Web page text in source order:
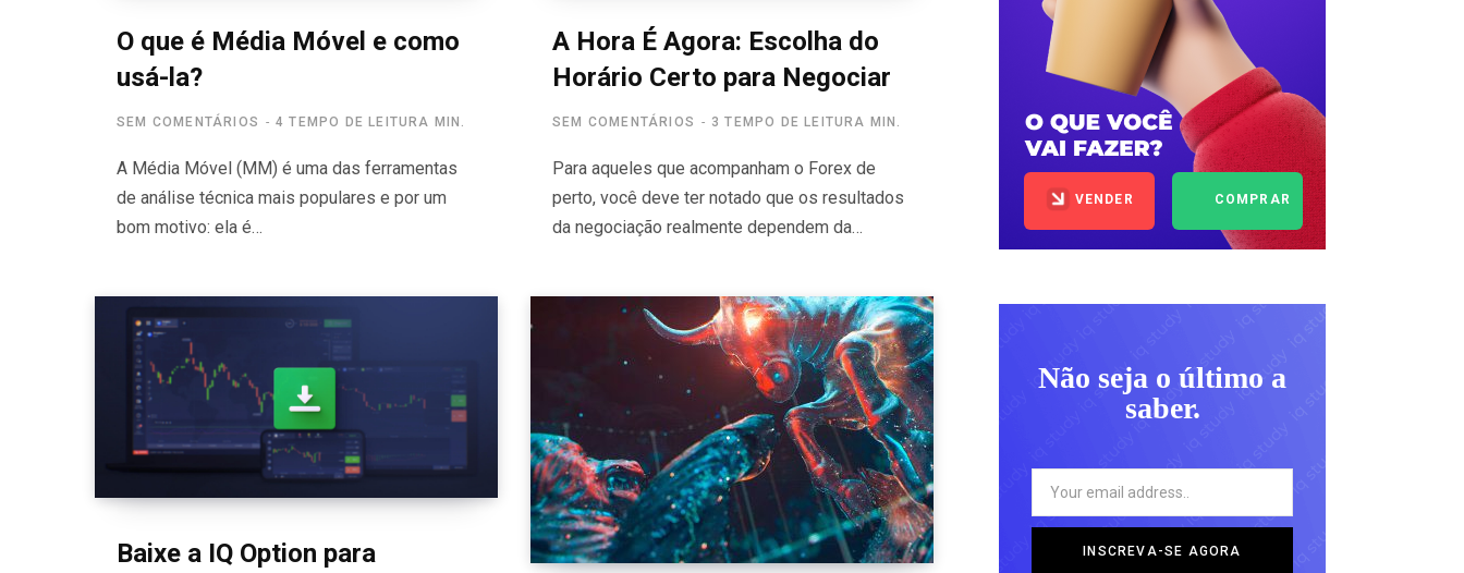
O que é Média Móvel e como
usá-la?
SEM COMENTÁRIOS 4 TEMPO DE LEITURA MIN.
A Média Móvel (MM) é uma das ferramentas
de análise técnica mais populares e por um
bom motivo: ela é…
A Hora É Agora: Escolha do
Horário Certo para Negociar
SEM COMENTÁRIOS 3 TEMPO DE LEITURA MIN.
Para aqueles que acompanham o Forex de
perto, você deve ter notado que os resultados
da negociação realmente dependem da…
Baixe a IQ Option para
VENDER COMPRAR
Não seja o último a
saber.